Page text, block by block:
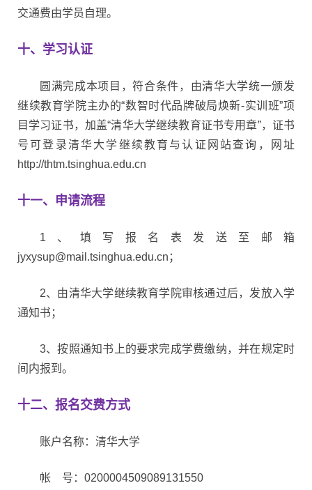
交通费由学员自理。
十、学习认证
圆满完成本项目，符合条件，由清华大学统一颁发
继续教育学院主办的“数智时代品牌破局焕新-实训班”项
目学习证书，加盖“清华大学继续教育证书专用章”，证书
号可登录清华大学继续教育与认证网站查询，网址
http://thtm.tsinghua.edu.cn
十一、申请流程
1、填写报名表发送至邮箱
jyxysup@mail.tsinghua.edu.cn；
2、由清华大学继续教育学院审核通过后，发放入学
通知书；
3、按照通知书上的要求完成学费缴纳，并在规定时
间内报到。
十二、报名交费方式
账户名称：清华大学
帐 号：0200004509089131550